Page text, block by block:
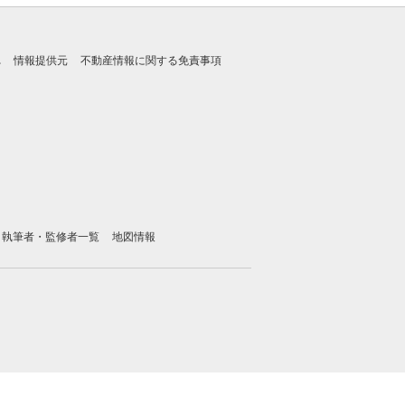
情報提供元 不動産情報に関する免責事項
執筆者・監修者一覧 地図情報